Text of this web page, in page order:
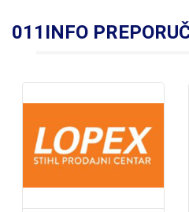
011INFO